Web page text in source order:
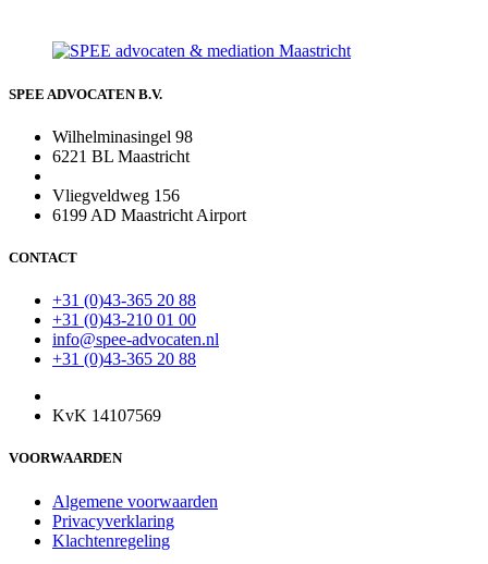
SPEE ADVOCATEN B.V.
Wilhelminasingel 98
6221 BL Maastricht
Vliegveldweg 156
6199 AD Maastricht Airport
CONTACT
+31 (0)43-365 20 88
+31 (0)43-210 01 00
info@spee-advocaten.nl
+31 (0)43-365 20 88
KvK 14107569
VOORWAARDEN
Algemene voorwaarden
Privacyverklaring
Klachtenregeling